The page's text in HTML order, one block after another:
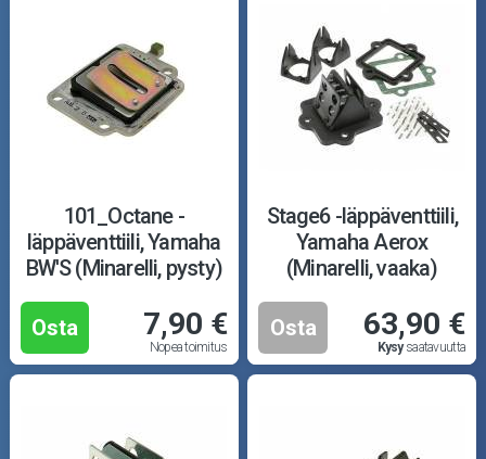
101_Octane -
läppäventtiili, Yamaha
BW'S (Minarelli, pysty)
Osta 7,90 €
Nopea toimitus
Stage6 -läppäventtiili,
Yamaha Aerox
(Minarelli, vaaka)
Osta 63,90 €
Kysysaatavuutta